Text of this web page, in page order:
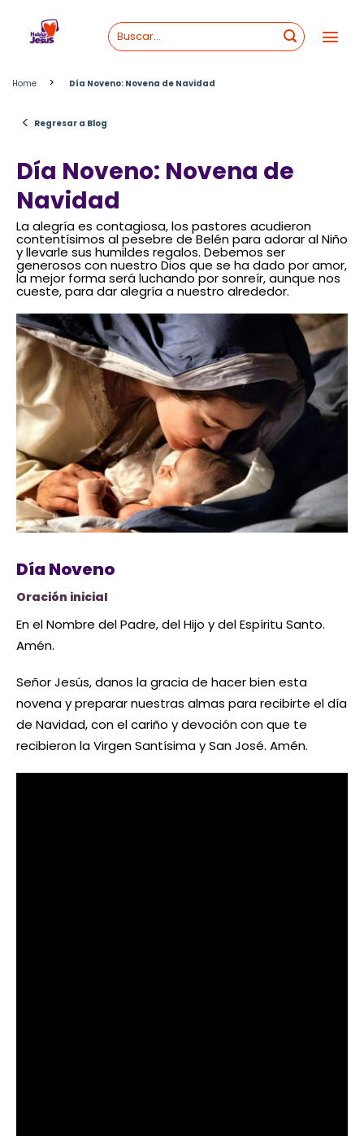
content
Home > Día Noveno: Novena de Navidad
< Regresar a Blog
Día Noveno: Novena de
Navidad
La alegría es contagiosa, los pastores acudieron
contentísimos al pesebre de Belén para adorar al Niño
y llevarle sus humildes regalos. Debemos ser
generosos con nuestro Dios que se ha dado por amor,
la mejor forma será luchando por sonreír, aunque nos
cueste, para dar alegría a nuestro alrededor.
Día Noveno
Oración inicial
En el Nombre del Padre, del Hijo y del Espíritu Santo.
Amén.
Señor Jesús, danos la gracia de hacer bien esta
novena y preparar nuestras almas para recibirte el día
de Navidad, con el cariño y devoción con que te
recibieron la Virgen Santísima y San José. Amén.